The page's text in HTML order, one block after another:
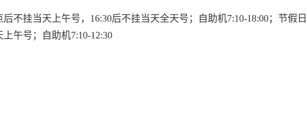
不挂当天上午号，16:30后不挂当天全天号；自助机7:10-18:00；节假日
午号；自助机7:10-12:30